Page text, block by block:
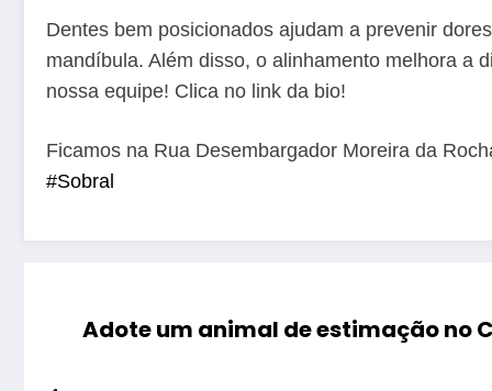
Dentes bem posicionados ajudam a prevenir
mandíbula. Além disso, o alinhamento melhora a
nossa equipe! Clica no link da bio!
Ficamos na Rua Desembargador Moreira da
#Sobral
Adote um animal de estimação no